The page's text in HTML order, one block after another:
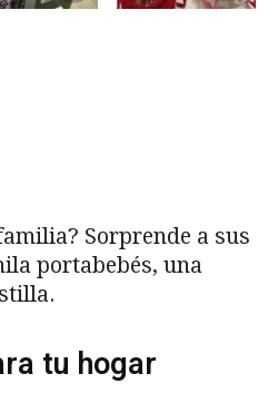
Sorprende a sus
portabebés, una
tu hogar